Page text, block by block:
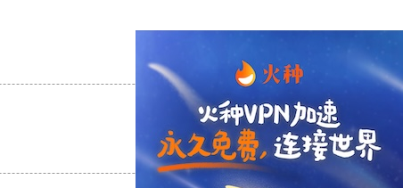
支持
支持[0] 反对[0]